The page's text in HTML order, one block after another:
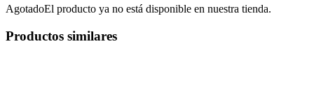
AgotadoEl producto ya no está disponible en nuestra tienda.
Productos similares